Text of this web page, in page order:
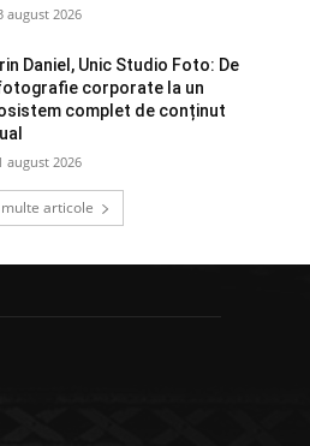
august 2026
Daniel, Unic Studio Foto: De
corporate la un
complet de conținut
august 2026
articole